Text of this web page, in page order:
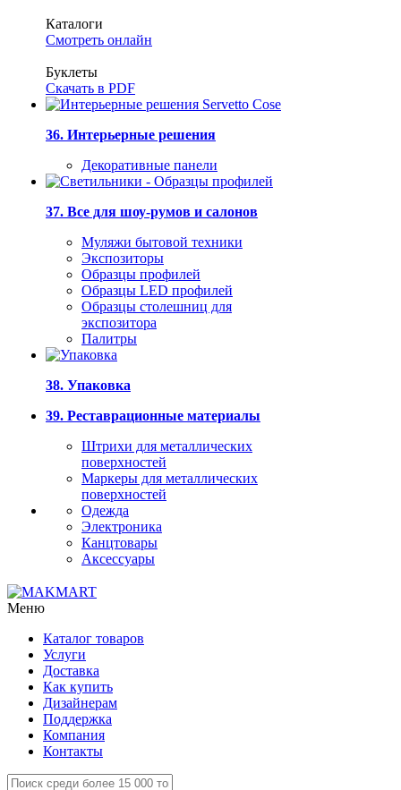
Каталоги
Смотреть онлайн
Буклеты
Скачать в PDF
36. Интерьерные решения
Декоративные панели
37. Все для шоу-румов и салонов
Муляжи бытовой техники
Экспозиторы
Образцы профилей
Образцы LED профилей
Образцы столешниц для
экспозитора
Палитры
38. Упаковка
39. Реставрационные материалы
Штрихи для металлических
поверхностей
Маркеры для металлических
поверхностей
Одежда
Электроника
Канцтовары
Аксессуары
Меню
Каталог товаров
Услуги
Доставка
Как купить
Дизайнерам
Поддержка
Компания
Контакты